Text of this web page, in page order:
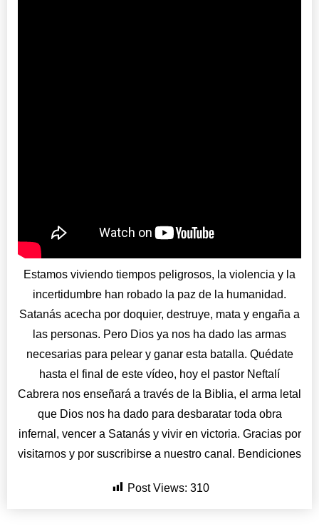
Estamos viviendo tiempos peligrosos, la violencia y la
incertidumbre han robado la paz de la humanidad.
Satanás acecha por doquier, destruye, mata y engaña a
las personas. Pero Dios ya nos ha dado las armas
necesarias para pelear y ganar esta batalla. Quédate
hasta el final de este vídeo, hoy el pastor Neftalí
Cabrera nos enseñará a través de la Biblia, el arma letal
que Dios nos ha dado para desbaratar toda obra
infernal, vencer a Satanás y vivir en victoria. Gracias por
visitarnos y por suscribirse a nuestro canal. Bendiciones
Post Views: 310